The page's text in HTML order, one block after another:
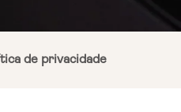
de privacidade